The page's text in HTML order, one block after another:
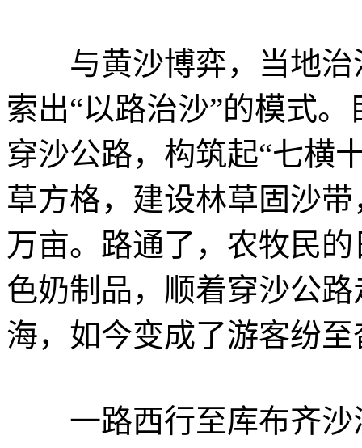
与黄沙博弈，当地治
索出“以路治沙”的模式
穿沙公路，构筑起“七横
草方格，建设林草固沙
万亩。路通了，农牧民
色奶制品，顺着穿沙公
海，如今变成了游客纷
一路西行至库布齐沙